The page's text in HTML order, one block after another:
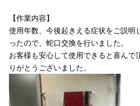
【作業内容】
使用年数、今後起きえる症状をご説明
ったので、蛇口交換を行いました。
お客様も安心して使用できると喜んで
りがとうございました。